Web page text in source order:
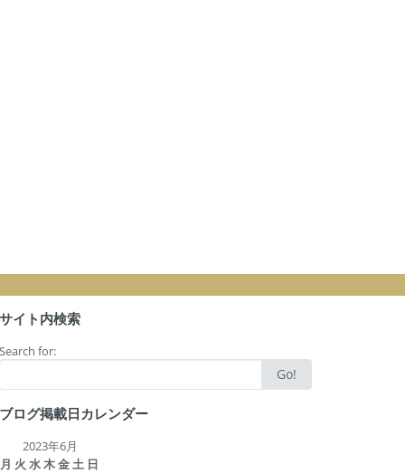
サイト内検索
Search for:
Go!
ブログ掲載日カレンダー
2023年6月
月 火 水木金土 日